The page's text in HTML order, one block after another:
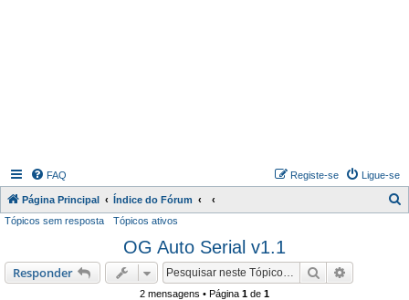
FAQ Ligue-se
Registe-se
Página Principal Índice do Fórum
Tópicos sem resposta Tópicos ativos
OG Auto Serial v1.1
Responder Pesquisar
2 mensagens • Página 1 de 1